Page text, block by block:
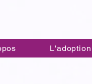
L'adoption